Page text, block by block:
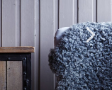
till
12, Åre